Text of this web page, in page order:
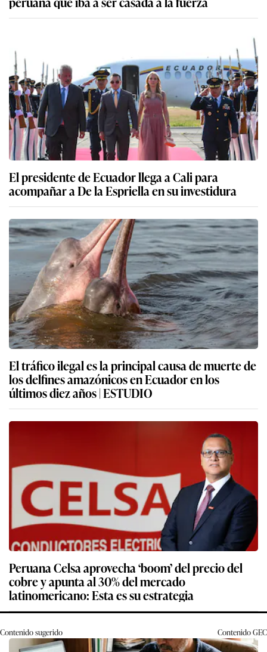
El presidente de Ecuador llega a Cali para
acompañar a De la Espriella en su investidura
El tráfico ilegal es la principal causa de muerte de
los delfines amazónicos en Ecuador en los
últimos diez años | ESTUDIO
Peruana Celsa aprovecha ‘boom’ del precio del
cobre y apunta al 30% del mercado
latinomericano: Esta es su estrategia
Contenido sugerido ContenidoGEC